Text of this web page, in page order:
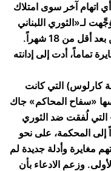
أي اتهام آخر سوى امتلاك
لـ«الثوري اللبناني
الملتحي» كان معناها أنه سيغادر السجن بعد أقل من 18 شهراً.
تماماً، أدت إلى إدانته
كارلوس) التي كانت
«سفاح المحاكم» جاك
التي لُفقت ضد الثوري
إلى المحكمة، على نحو
وفوجئنا بتهم مغايرة وأدلة جديدة لم
وزعم الادعاء بأن